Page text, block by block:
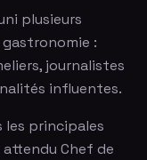
plusieurs
:
journalistes
influentes.
les principales
Chef de